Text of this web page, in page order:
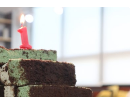
진행됐는데요. 5분 간 파스타면과
장 높이 탑을 쌓은 가족 3팀에게 경품을
고, 패자부활전을 거쳐 최후의 4인이
인 희찬님이 차지했습니다. 이번에는
다각 달리기! 2, 3, 4인 가족으로 나눠 게임이
저들이 모두 승리를 거머쥐었네요.
또를 맞히기 위해, 자녀들이 나와 각 번호의
행됐습니다. 브레인저들이 옆에서 원하는
과정까지의 제 경험을 이야기해 드리려
합류 과정
지원서를 제출하는 ‘서류 지원’, 기본적인
확인하기 위한 ‘코딩 테스트’, 기술 역량을
리고 앞에 모든 과정을 통과한 후 입사에
출하는 ‘프리 보딩’ 순으로 진행됐습니다.
떻게 진행됐고, 무엇을 준비하면 좋을지 좀 더
겠습니다. 서류 지원 저는 채용 사이트를
공고를 확인하고 지원하게 됐습니다. 지원